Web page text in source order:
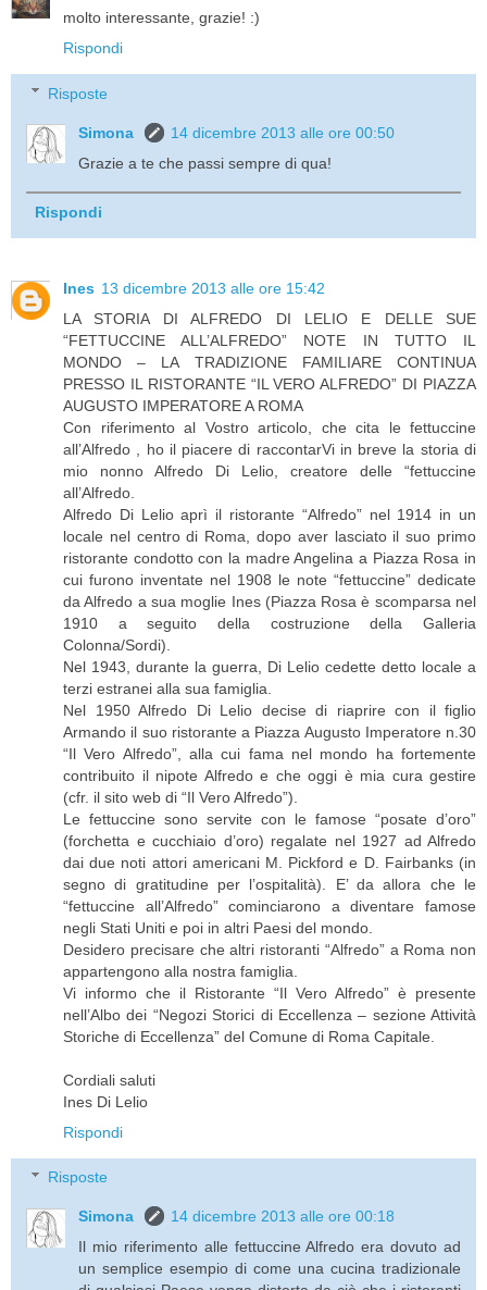
molto interessante, grazie! :)
Rispondi
Risposte
Simona
14 dicembre 2013 alle ore 00:50
Grazie a te che passi sempre di qua!
Rispondi
Ines 13 dicembre 2013 alle ore 15:42
LA STORIA DI ALFREDO DI LELIO E DELLE SUE
“FETTUCCINE ALL’ALFREDO” NOTE IN TUTTO IL
MONDO – LA TRADIZIONE FAMILIARE CONTINUA
PRESSO IL RISTORANTE “IL VERO ALFREDO” DI PIAZZA
AUGUSTO IMPERATORE A ROMA
Con riferimento al Vostro articolo, che cita le fettuccine
all’Alfredo , ho il piacere di raccontarVi in breve la storia di
mio nonno Alfredo Di Lelio, creatore delle “fettuccine
all’Alfredo.
Alfredo Di Lelio aprì il ristorante “Alfredo” nel 1914 in un
locale nel centro di Roma, dopo aver lasciato il suo primo
ristorante condotto con la madre Angelina a Piazza Rosa in
cui furono inventate nel 1908 le note “fettuccine” dedicate
da Alfredo a sua moglie Ines (Piazza Rosa è scomparsa nel
1910 a seguito della costruzione della Galleria
Colonna/Sordi).
Nel 1943, durante la guerra, Di Lelio cedette detto locale a
terzi estranei alla sua famiglia.
Nel 1950 Alfredo Di Lelio decise di riaprire con il figlio
Armando il suo ristorante a Piazza Augusto Imperatore n.30
“Il Vero Alfredo”, alla cui fama nel mondo ha fortemente
contribuito il nipote Alfredo e che oggi è mia cura gestire
(cfr. il sito web di “Il Vero Alfredo”).
Le fettuccine sono servite con le famose “posate d’oro”
(forchetta e cucchiaio d’oro) regalate nel 1927 ad Alfredo
dai due noti attori americani M. Pickford e D. Fairbanks (in
segno di gratitudine per l’ospitalità). E’ da allora che le
“fettuccine all’Alfredo” cominciarono a diventare famose
negli Stati Uniti e poi in altri Paesi del mondo.
Desidero precisare che altri ristoranti “Alfredo” a Roma non
appartengono alla nostra famiglia.
Vi informo che il Ristorante “Il Vero Alfredo” è presente
nell’Albo dei “Negozi Storici di Eccellenza – sezione Attività
Storiche di Eccellenza” del Comune di Roma Capitale.
Cordiali saluti
Ines Di Lelio
Rispondi
Risposte
Simona
14 dicembre 2013 alle ore 00:18
Il mio riferimento alle fettuccine Alfredo era dovuto ad
un semplice esempio di come una cucina tradizionale